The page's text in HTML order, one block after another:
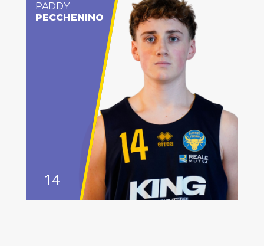
PADDY
PECCHENINO
14